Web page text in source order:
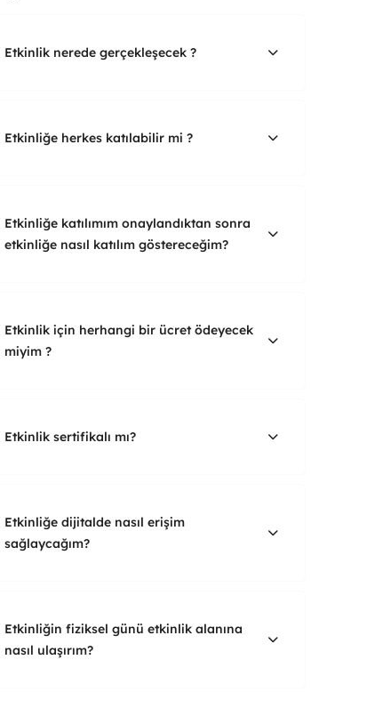
Etkinlik nerede gerçekleşecek ?
Etkinliğe herkes katılabilir mi ?
Etkinliğe katılımım onaylandıktan sonra
etkinliğe nasıl katılım göstereceğim?
Etkinlik için herhangi bir ücret ödeyecek
miyim ?
Etkinlik sertifikalı mı?
Etkinliğe dijitalde nasıl erişim
sağlaycağım?
Etkinliğin fiziksel günü etkinlik alanına
nasıl ulaşırım?